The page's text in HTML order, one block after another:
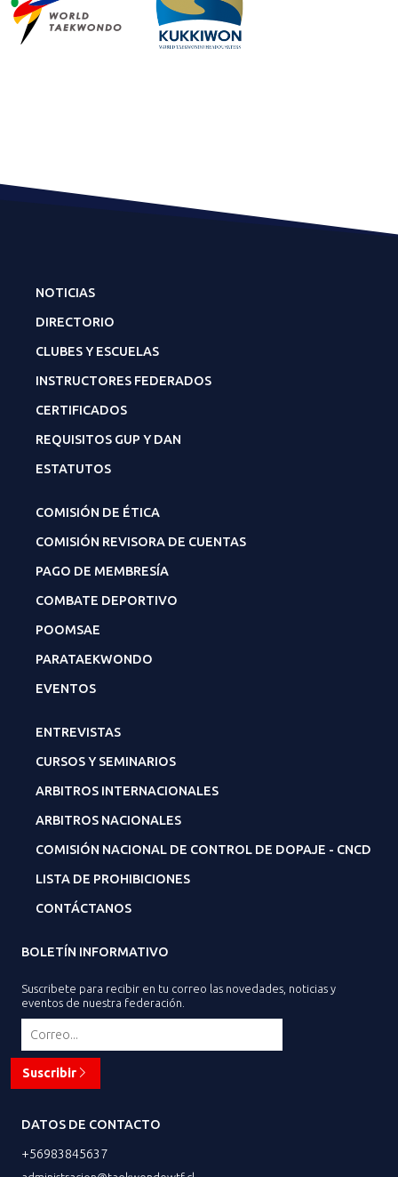
NOTICIAS
DIRECTORIO
CLUBES Y ESCUELAS
INSTRUCTORES FEDERADOS
CERTIFICADOS
REQUISITOS GUP Y DAN
ESTATUTOS
COMISIÓN DE ÉTICA
COMISIÓN REVISORA DE CUENTAS
PAGO DE MEMBRESÍA
COMBATE DEPORTIVO
POOMSAE
PARATAEKWONDO
EVENTOS
ENTREVISTAS
CURSOS Y SEMINARIOS
ARBITROS INTERNACIONALES
ARBITROS NACIONALES
COMISIÓN NACIONAL DE CONTROL DE DOPAJE - CNCD
LISTA DE PROHIBICIONES
CONTÁCTANOS
BOLETÍN INFORMATIVO
Suscribete para recibir en tu correo las novedades, noticias y
eventos de nuestra federación.
Suscribir
DATOS DE CONTACTO
+56983845637